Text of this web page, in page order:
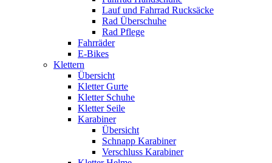
Lauf und Fahrrad Rucksäcke
Rad Überschuhe
Rad Pflege
Fahrräder
E-Bikes
Klettern
Übersicht
Kletter Gurte
Kletter Schuhe
Kletter Seile
Karabiner
Übersicht
Schnapp Karabiner
Verschluss Karabiner